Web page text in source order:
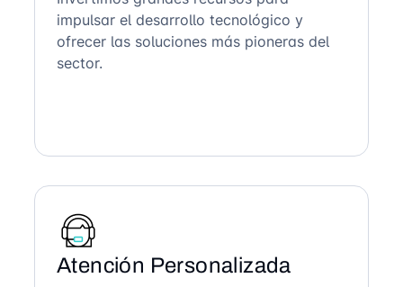
impulsar el desarrollo tecnológico y
ofrecer las soluciones más pioneras del
sector.
Atención Personalizada